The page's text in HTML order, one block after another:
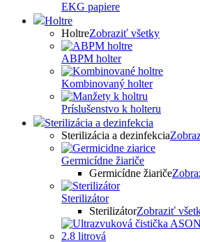
EKG papiere
Holtre
HoltreZobraziť všetky
ABPM holter
Kombinovaný holter
Príslušenstvo k holteru
Sterilizácia a dezinfekcia
Sterilizácia a dezinfekcia
Germicídne žiariče
Germicídne žiariče
Sterilizátor
SterilizátorZobraziť